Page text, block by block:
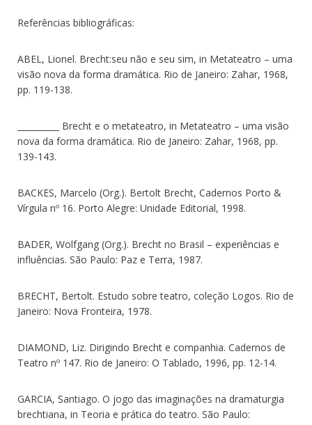
Referências bibliográficas:
ABEL, Lionel. Brecht:seu não e seu sim, in Metateatro – uma
visão nova da forma dramática. Rio de Janeiro: Zahar, 1968,
pp. 119-138.
__________ Brecht e o metateatro, in Metateatro – uma visão
nova da forma dramática. Rio de Janeiro: Zahar, 1968, pp.
139-143.
BACKES, Marcelo (Org.). Bertolt Brecht, Cadernos Porto &
Vírgula nº 16. Porto Alegre: Unidade Editorial, 1998.
BADER, Wolfgang (Org.). Brecht no Brasil – experiências e
influências. São Paulo: Paz e Terra, 1987.
BRECHT, Bertolt. Estudo sobre teatro, coleção Logos. Rio de
Janeiro: Nova Fronteira, 1978.
DIAMOND, Liz. Dirigindo Brecht e companhia. Cadernos de
Teatro nº 147. Rio de Janeiro: O Tablado, 1996, pp. 12-14.
GARCIA, Santiago. O jogo das imaginações na dramaturgia
brechtiana, in Teoria e prática do teatro. São Paulo: